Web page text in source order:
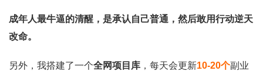
成年人最牛逼的清醒，是承认自己普通，然后敢用行动逆天
改命。
另外，我搭建了一个全网项目库 ，每天会更新10-20个副业